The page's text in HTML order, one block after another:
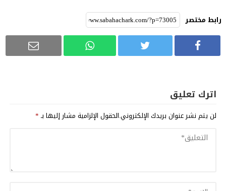
رابط مختصر
اترك تعليق
لن يتم نشر عنوان بريدك الإلكتروني.الحقول الإلزامية مشار إليها بـ*